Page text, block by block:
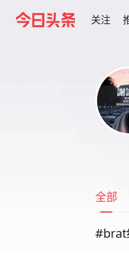
关注
全部
#brat